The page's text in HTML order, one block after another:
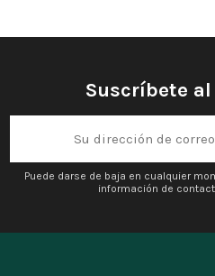
Suscríbete
Puede darse de baja en cualquier
información de